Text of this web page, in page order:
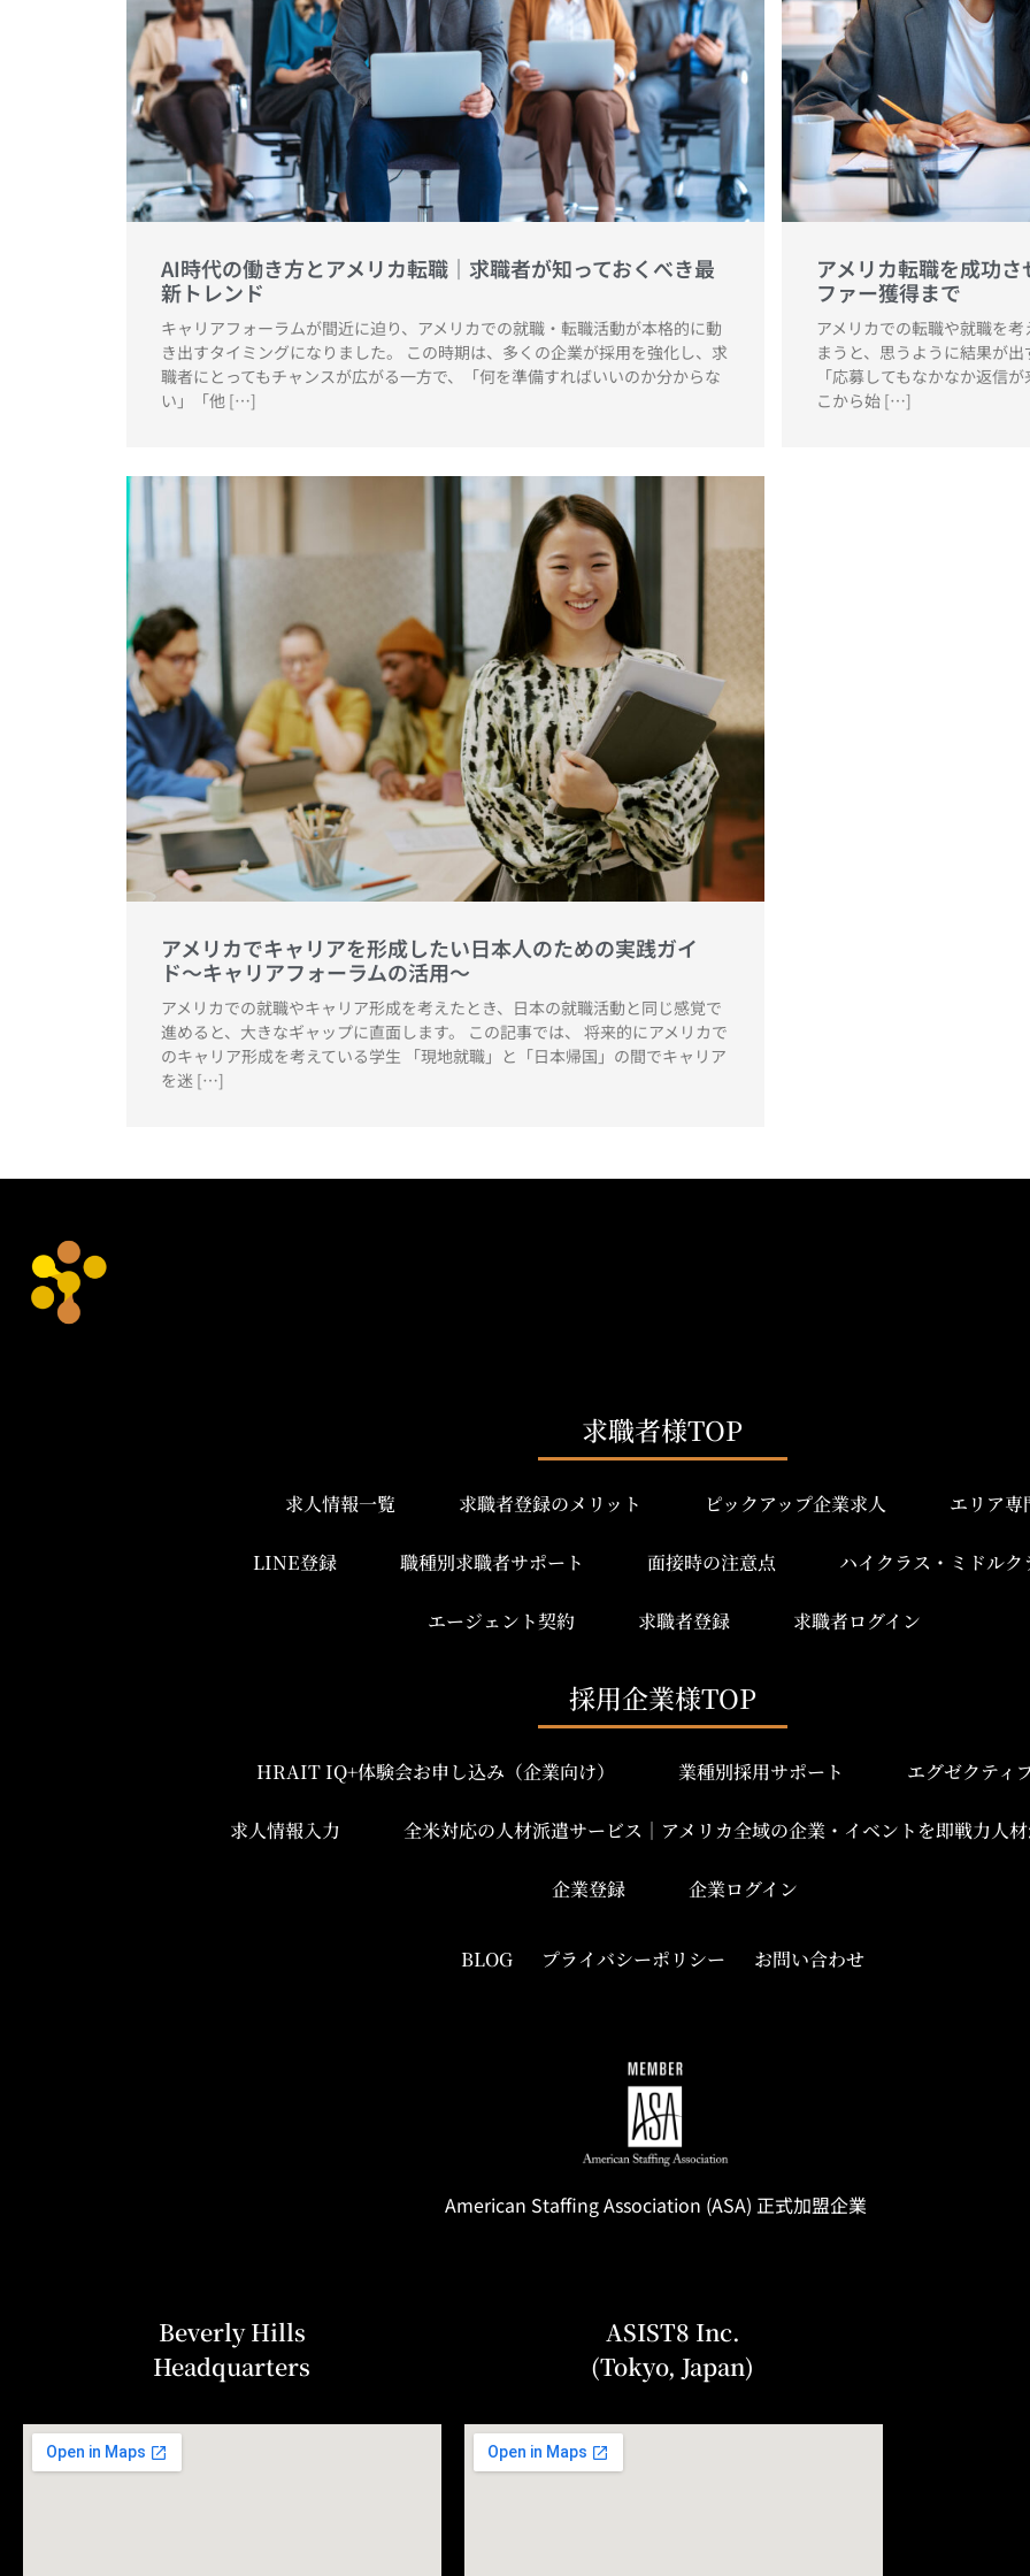
AI時代の働き方とアメリカ転職｜求職者が知っておくべき最
新トレンド
キャリアフォーラムが間近に迫り、アメリカでの就職・転職活動が本格的に動
き出すタイミングになりました。 この時期は、多くの企業が採用を強化し、求
職者にとってもチャンスが広がる一方で、「何を準備すればいいのか分からな
い」「他 […]
アメリカ転職を成功
ファー獲得まで
アメリカでの転職や就職を
まうと、思うように結果が
「応募してもなかなか返信
こから始 […]
アメリカでキャリアを形成したい日本人のための実践ガイ
ド〜キャリアフォーラムの活用〜
アメリカでの就職やキャリア形成を考えたとき、日本の就職活動と同じ感覚で
進めると、大きなギャップに直面します。 この記事では、 将来的にアメリカで
のキャリア形成を考えている学生 「現地就職」と「日本帰国」の間でキャリア
を迷 […]
求職者様TOP
求人情報一覧 求職者登録のメリット ピックアップ企業求人 エリア専
LINE登録 職種別求職者サポート 面接時の注意点 ハイクラス・ミドルク
エージェント契約 求職者登録 求職者ログイン
採用企業様TOP
HRAIT IQ+体験会お申し込み（企業向け） 業種別採用サポート エグゼクティ
求人情報入力 全米対応の人材派遣サービス｜アメリカ全域の企業・イベントを即戦力人
企業登録 企業ログイン
BLOG プライバシーポリシー お問い合わせ
American StaffingAssociation (ASA) 正式加盟企業
Beverly Hills
Headquarters
ASIST8 Inc.
(Tokyo, Japan)